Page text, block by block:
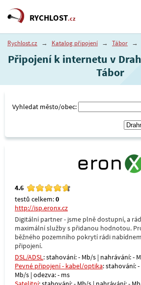
RYCHLOST.cz
Rychlost.cz → Katalog připojení → Tábor →
Připojení k internetu v
Tábor
Vyhledat město/obec:
4.6
testů celkem:0
http://isp.eronx.cz
Digitální partner - jsme plně dostupní, a
maximální služby s přidanou hodnotou.
běžného pozemního pokrytí rádi
připojení.
DSL/ADSL: stahování: - Mb/s | nahrávání: -
Pevné připojení - kabel/optika: stahování:
Mb/s | odezva: - ms